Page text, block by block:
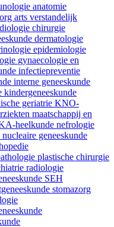
anatomie
arts verstandelijk
chirurgie
dermatologie
epidemiologie
gynaecologie en
infectiepreventie
interne geneeskunde
kindergeneeskunde
geriatrie KNO-
maatschappij en
heelkunde nefrologie
nucleaire geneeskunde
plastische chirurgie
radiologie
SEH
stomazorg